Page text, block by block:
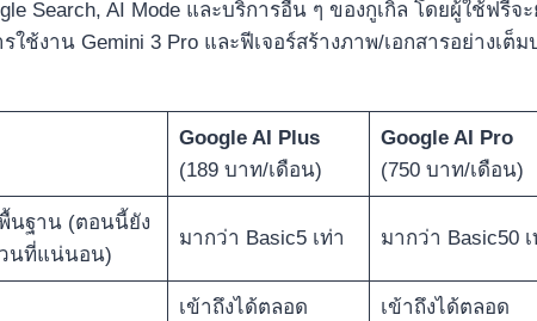
Search, AI Mode และบริการอื่น ๆ ของกูเกิล โดยผู้ใช้ฟรีจ
งาน Gemini 3 Pro และฟีเจอร์สร้างภาพ/เอกสารอย่างเ
Google AI Plus
(189 บาท/เดือน)
Google AI Pro
(750 บาท/เดือน)
นฐาน (ตอนนี้ยัง
นที่แน่นอน)
มากว่า Basic5 เท่า มากว่า Basic50 เ
เข้าถึงได้ตลอด เข้าถึงได้ตลอด